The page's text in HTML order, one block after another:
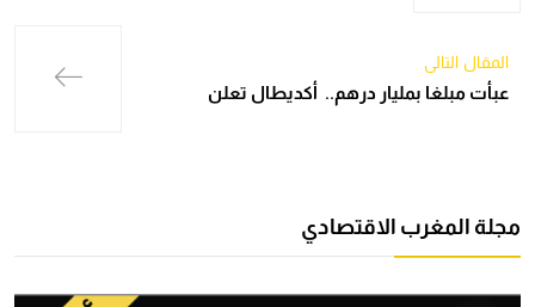
المقال التالي
عبأت مبلغا بمليار درهم.. أكديطال تعلن
مجلة المغرب الاقتصادي